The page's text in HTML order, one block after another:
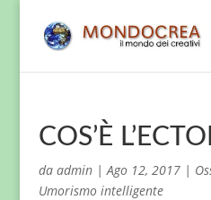
COS’È
da admin|Ago 12, 2017|
Umorismo intelligente